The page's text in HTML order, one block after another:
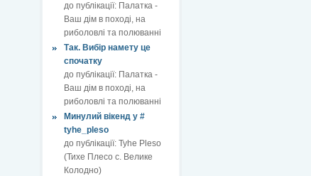
до публікації: Палатка -
Ваш дім в поході, на
риболовлі та полюванні
Так. Вибір намету це
спочатку
до публікації: Палатка -
Ваш дім в поході, на
риболовлі та полюванні
Минулий вікенд у #
tyhe_pleso
до публікації: Tyhe Pleso
(Тихе Плесо с. Велике
Колодно)